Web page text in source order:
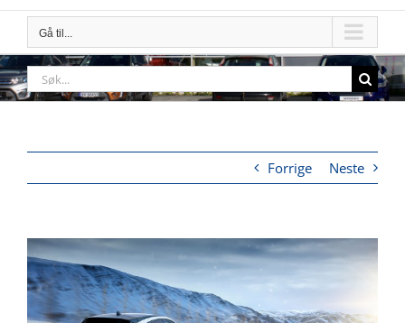
Gå til...
Søk
etter:
Forrige Neste
View
Larger
Image